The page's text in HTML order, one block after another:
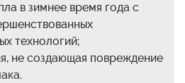
в зимнее время года с
технологий;
не создающая повреждение